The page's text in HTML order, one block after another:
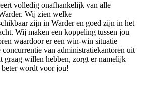
volledig onafhankelijk van alle
Wij zien welke
zijn in Warder en goed zijn in het
Wij maken een koppeling tussen jou
waardoor er een win-win situatie
concurrentie van administratiekantoren uit
graag willen hebben, zorgt er namelijk
beter wordt voor jou!